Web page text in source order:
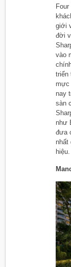
giới
đời
vào
triển
mực
nay
sàn
như
đưa
nhất
hiệu.